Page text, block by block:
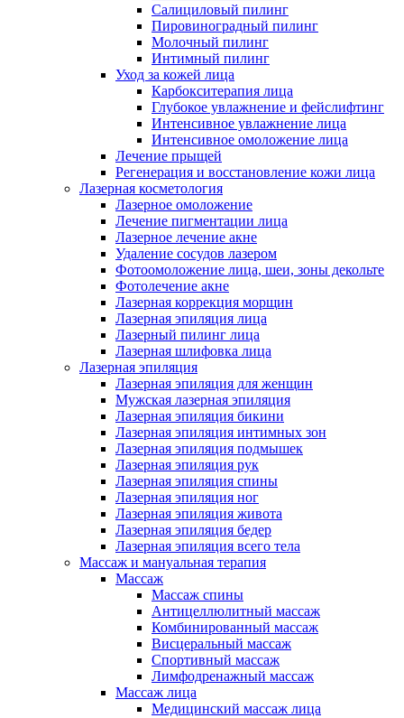
Салициловый пилинг
Пировиноградный пилинг
Молочный пилинг
Интимный пилинг
Уход за кожей лица
Карбокситерапия лица
Глубокое увлажнение и фейслифтинг
Интенсивное увлажнение лица
Интенсивное омоложение лица
Лечение прыщей
Регенерация и восстановление кожи лица
Лазерная косметология
Лазерное омоложение
Лечение пигментации лица
Лазерное лечение акне
Удаление сосудов лазером
Фотоомоложение лица, шеи, зоны декольте
Фотолечение акне
Лазерная коррекция морщин
Лазерная эпиляция лица
Лазерный пилинг лица
Лазерная шлифовка лица
Лазерная эпиляция
Лазерная эпиляция для женщин
Мужская лазерная эпиляция
Лазерная эпиляция бикини
Лазерная эпиляция интимных зон
Лазерная эпиляция подмышек
Лазерная эпиляция рук
Лазерная эпиляция спины
Лазерная эпиляция ног
Лазерная эпиляция живота
Лазерная эпиляция бедер
Лазерная эпиляция всего тела
Массаж и мануальная терапия
Массаж
Массаж спины
Антицеллюлитный массаж
Комбинированный массаж
Висцеральный массаж
Спортивный массаж
Лимфодренажный массаж
Массаж лица
Медицинский массаж лица